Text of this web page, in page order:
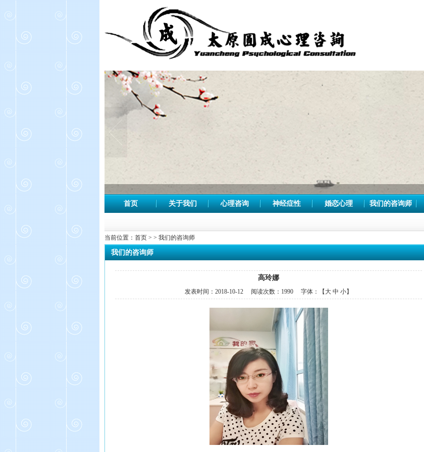
首页 关于我们 心理咨询 神经症性 婚恋心理 我们的咨询师
当前位置： 首页 > > 我们的咨询师
我们的咨询师
高玲娜
发表时间： 2018-10-12 阅读次数： 1990 字体：【 大 中 小】